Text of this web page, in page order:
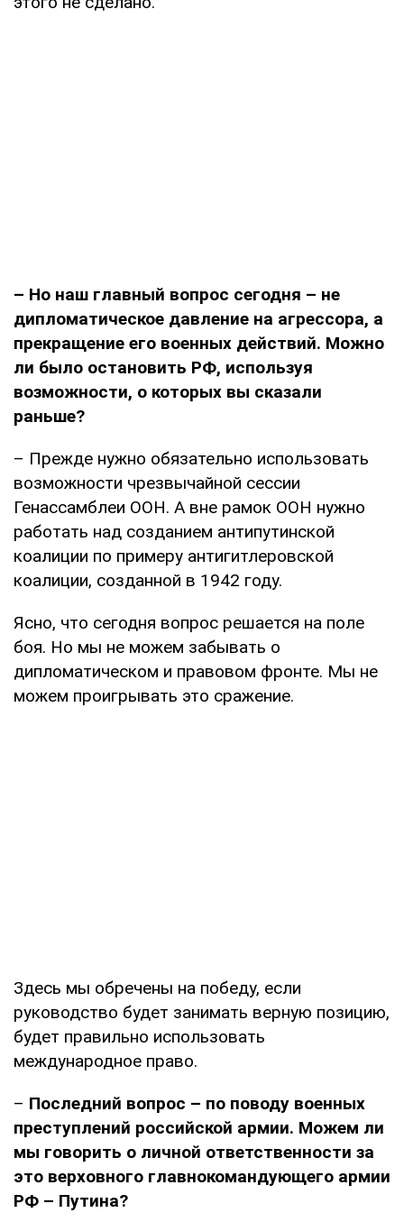
– Но наш главный вопрос сегодня – не
дипломатическое давление на агрессора, а
прекращение его военных действий. Можно
ли было остановить РФ, используя
возможности, о которых вы сказали
раньше?
– Прежде нужно обязательно использовать
возможности чрезвычайной сессии
Генассамблеи ООН. А вне рамок ООН нужно
работать над созданием антипутинской
коалиции по примеру антигитлеровской
коалиции, созданной в 1942 году.
Ясно, что сегодня вопрос решается на поле
боя. Но мы не можем забывать о
дипломатическом и правовом фронте. Мы не
можем проигрывать это сражение.
Здесь мы обречены на победу, если
руководство будет занимать верную позицию,
будет правильно использовать
международное право.
– Последний вопрос – по поводу военных
преступлений российской армии. Можем ли
мы говорить о личной ответственности за
это верховного главнокомандующего армии
РФ – Путина?